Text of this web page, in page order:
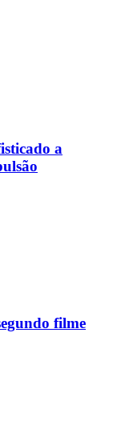
a
filme